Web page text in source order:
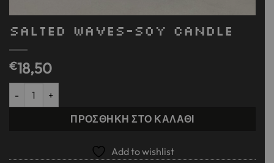
SALTED WAVES-Soy Candle
€18,50
SALTED WAVES-Soy Candle ποσότητα
ΠΡΟΣΘΉΚΗ ΣΤΟ ΚΑΛΆΘΙ
Add to wishlist